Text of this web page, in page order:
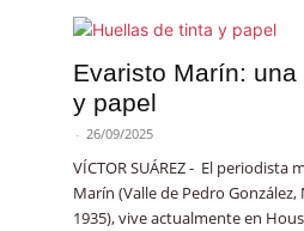
Evaristo Marín:
y papel
- 26/09/2025
VÍCTOR SUÁREZ - El periodista
Marín (Valle de Pedro González,
1935), vive actualmente en